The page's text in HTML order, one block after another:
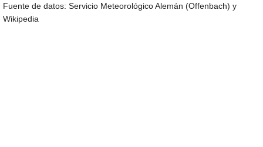
Fuente de datos: Servicio Meteorológico Alemán (Offenbach) y
Wikipedia